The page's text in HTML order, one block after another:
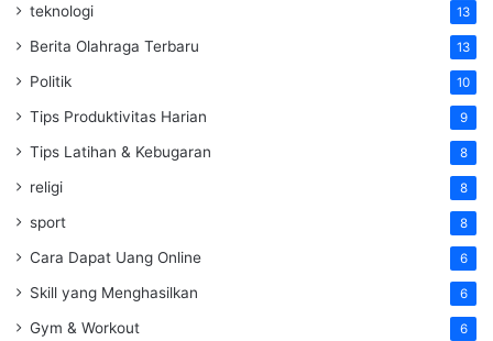
teknologi 13
Berita Olahraga Terbaru 13
Politik 10
Tips Produktivitas Harian 9
Tips Latihan & Kebugaran 8
religi 8
sport 8
Cara Dapat Uang Online 6
Skill yang Menghasilkan 6
Gym & Workout 6